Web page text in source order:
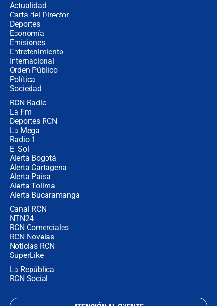
Actualidad
Carta del Director
Deportes
Economía
Emisiones
Entretenimiento
Internacional
Orden Público
Política
Sociedad
RCN Radio
La Fm
Deportes RCN
La Mega
Radio 1
El Sol
Alerta Bogotá
Alerta Cartagena
Alerta Paisa
Alerta Tolima
Alerta Bucaramanga
Canal RCN
NTN24
RCN Comerciales
RCN Novelas
Noticias RCN
SuperLike
La República
RCN Social